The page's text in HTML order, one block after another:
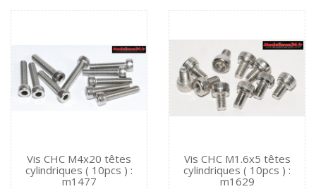
Vis CHC M4x20 têtes
cylindriques ( 10pcs ) :
m1477
Vis CHC M1.6x5 têtes
cylindriques ( 10pcs ) :
m1629